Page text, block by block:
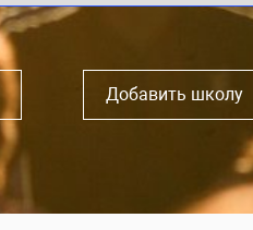
Добавить школу